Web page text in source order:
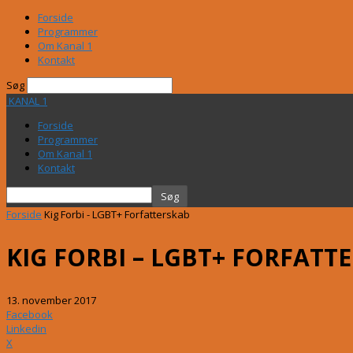
Forside
Programmer
Om Kanal 1
Kontakt
Søg
KANAL 1
Forside
Programmer
Om Kanal 1
Kontakt
Forside Kig Forbi - LGBT+ Forfatterskab
KIG FORBI – LGBT+
13. november 2017
Facebook
Linkedin
X